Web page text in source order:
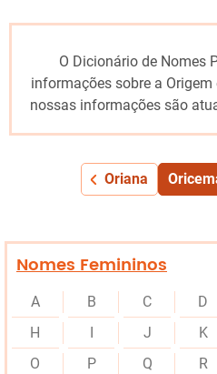
O Dicionário de Nomes
informações sobre a
nossas informações são
Oriana
Nomes Femininos
A B C D
H
J K
O
P Q R